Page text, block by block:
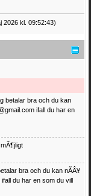
2026 kl. 09:52:43)
betalar bra och du kan
ifall du har en
bra och du kan nÃÂ¥
du har en som du vill